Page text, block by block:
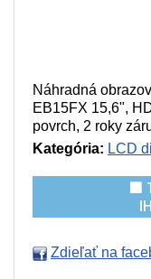
Náhradná
EB15FX 15,6",
povrch, 2 roky
Kategória: LCD
🟩
Zdieľať na